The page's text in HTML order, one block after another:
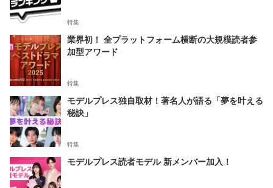
特集
業界初！ 全プラットフォーム横断の大規模読者参
加型アワード
特集
モデルプレス独自取材！著名人が語る「夢を叶える
秘訣」
特集
モデルプレス読者モデル 新メンバー加入！